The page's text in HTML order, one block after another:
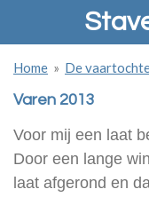
de
hoofdinhoud
Home » De
Varen 2013
Voor mij een laat
Door een lange
laat afgerond en